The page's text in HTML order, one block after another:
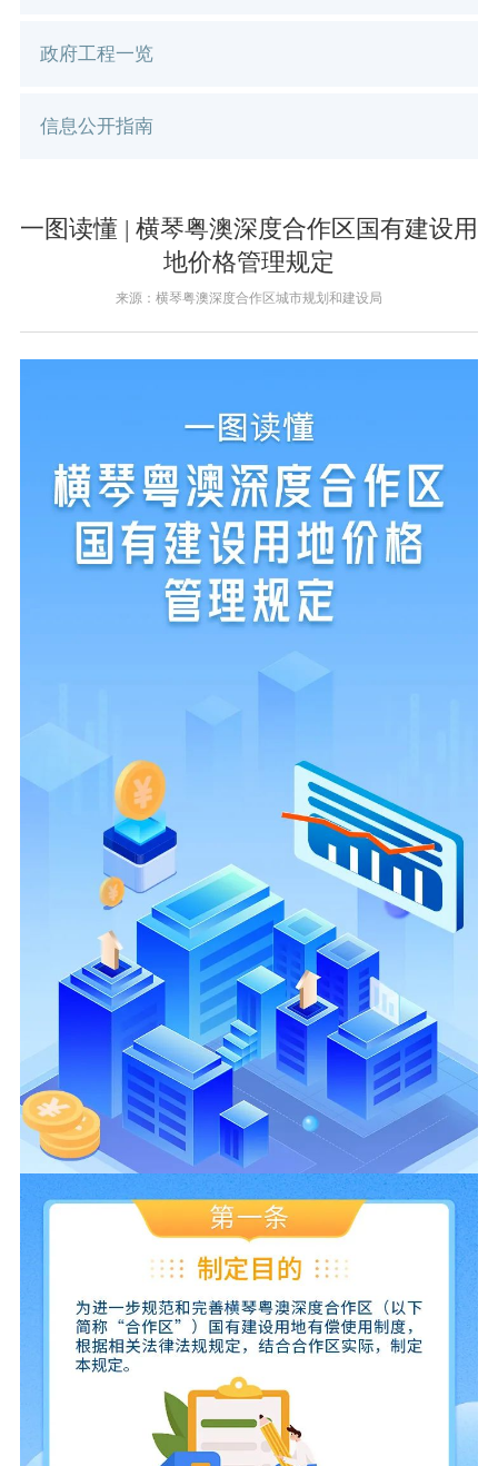
政府工程一览
信息公开指南
一图读懂 | 横琴粤澳深度合作区国有建设用
地价格管理规定
来源：横琴粤澳深度合作区城市规划和建设局